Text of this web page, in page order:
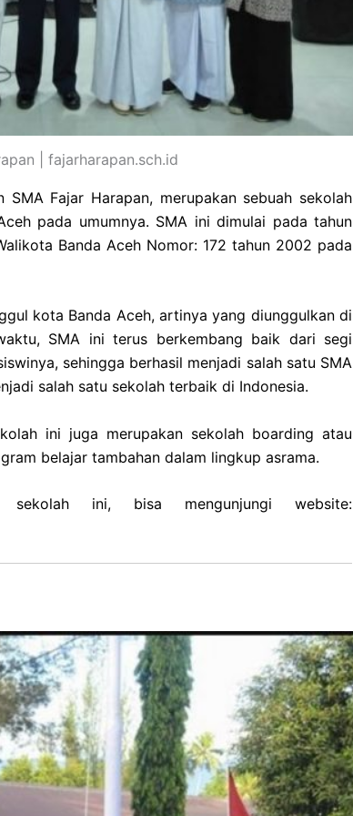
| fajarharapan.sch.id
Fajar Harapan, merupakan sebuah sekolah
pada umumnya. SMA ini dimulai pada tahun
Banda Aceh Nomor: 172 tahun 2002 pada
kota Banda Aceh, artinya yang diunggulkan di
SMA ini terus berkembang baik dari segi
sehingga berhasil menjadi salah satu SMA
salah satu sekolah terbaik di Indonesia.
ini juga merupakan sekolah boarding atau
belajar tambahan dalam lingkup asrama.
ini, bisa mengunjungi
website: